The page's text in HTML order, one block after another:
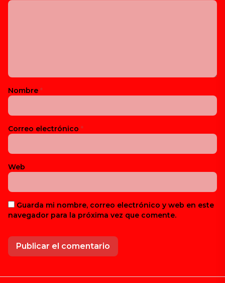
Nombre *
Correo electrónico *
Web
Guarda mi nombre, correo electrónico y web en este
navegador para la próxima vez que comente.